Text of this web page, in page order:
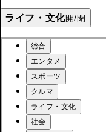
ライフ・文化開/閉
総合
エンタメ
スポーツ
クルマ
ライフ・文化
社会